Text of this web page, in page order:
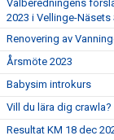
Valberedningens
2023 i Vellinge-Näsets
Renovering av
Årsmöte 2023
Babysim introkurs
Vill du lära dig crawla?
Resultat KM 18 dec